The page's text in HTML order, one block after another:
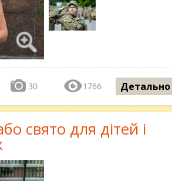
30 1766 Детально
свято для дітей і